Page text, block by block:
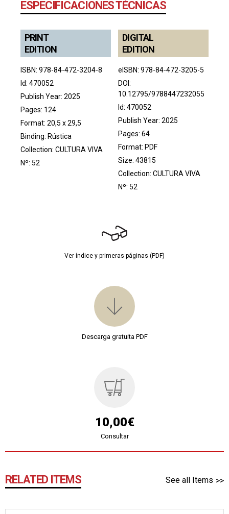
ESPECIFICACIONES TÉCNICAS
PRINT
EDITION
ISBN: 978-84-472-3204-8
Id: 470052
Publish Year: 2025
Pages: 124
Format: 20,5 x 29,5
Binding: Rústica
Collection: CULTURA VIVA
Nº: 52
DIGITAL
EDITION
eISBN: 978-84-472-3205-5
DOI:
10.12795/9788447232055
Id: 470052
Publish Year: 2025
Pages: 64
Format: PDF
Size: 43815
Collection:CULTURA VIVA
Nº: 52
Ver índice y primeras páginas (PDF)
Descarga gratuita PDF
10,00€
Consultar
RELATED ITEMS See all Items